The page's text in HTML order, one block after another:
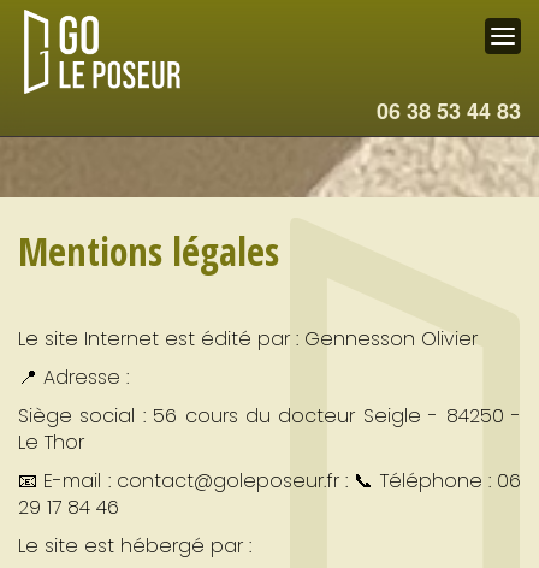
06 38 53 44 83
Mentions légales
Le site Internet est édité par : Gennesson Olivier
📍 Adresse :
Siège social : 56 cours du docteur Seigle - 84250 -
Le Thor
📧 E-mail : contact@goleposeur.fr : 📞 Téléphone : 06
29 17 84 46
Le site est hébergé par :